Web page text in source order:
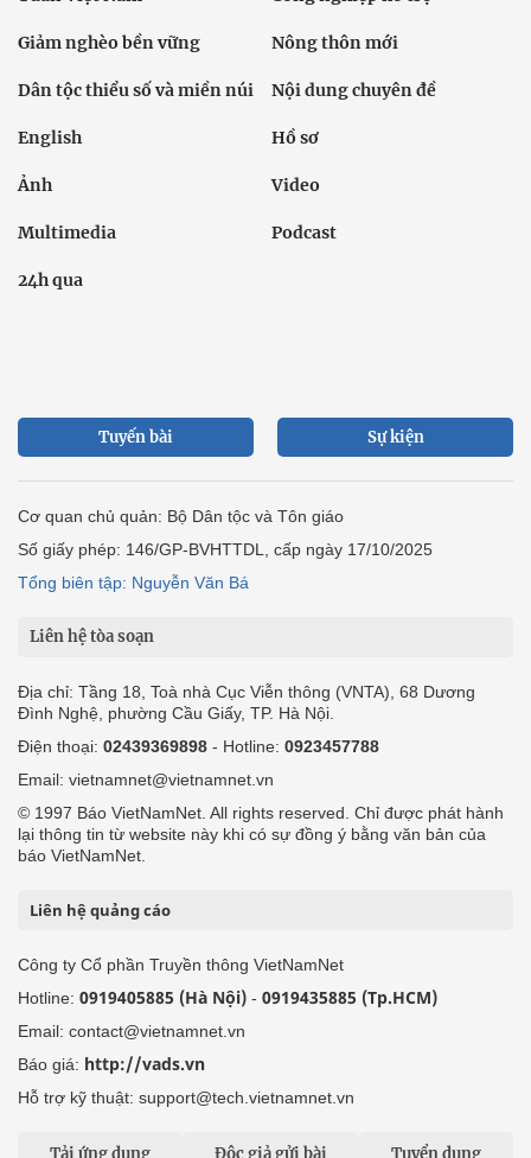
Giảm nghèo bền vững Nông thôn mới
Dân tộc thiểu số và miền núi Nội dung chuyên đề
English Hồ sơ
Ảnh Video
Multimedia Podcast
24h qua
Tuyến bài Sự kiện
Cơ quan chủ quản: Bộ Dân tộc và Tôn giáo
Số giấy phép: 146/GP-BVHTTDL, cấp ngày 17/10/2025
Tổng biên tập: Nguyễn Văn Bá
Liên hệ tòa soạn
Địa chỉ: Tầng 18, Toà nhà Cục Viễn thông (VNTA), 68 Dương
Đình Nghệ, phường Cầu Giấy, TP. Hà Nội.
Điện thoại: 02439369898 - Hotline: 0923457788
Email: vietnamnet@vietnamnet.vn
© 1997 Báo VietNamNet. All rights reserved. Chỉ được phát hành
lại thông tin từ website này khi có sự đồng ý bằng văn bản của
báo VietNamNet.
Liên hệ quảng cáo
Công ty Cổ phần Truyền thông VietNamNet
Hotline: 0919405885 (Hà Nội) - 0919435885 (Tp.HCM)
Email: contact@vietnamnet.vn
Báo giá: http://vads.vn
Hỗ trợ kỹ thuật: support@tech.vietnamnet.vn
Tải ứng dụng Độc giả gửi bài Tuyển dụng